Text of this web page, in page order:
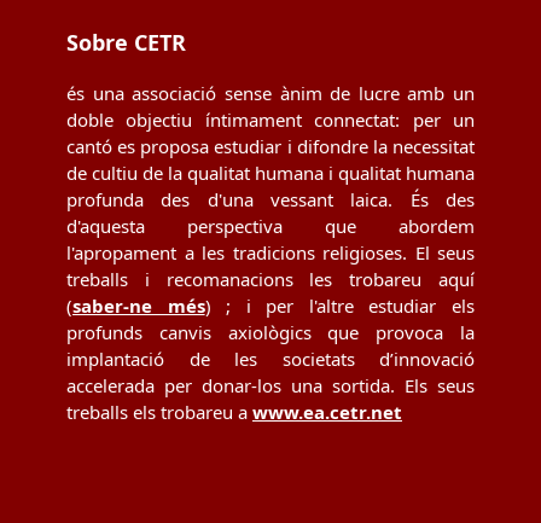
Sobre CETR
és una associació sense ànim de lucre amb un
doble objectiu íntimament connectat: per un
cantó es proposa estudiar i difondre la necessitat
de cultiu de la qualitat humana i qualitat humana
profunda des d'una vessant laica. És des
d'aquesta perspectiva que abordem
l'apropament a les tradicions religioses. El seus
treballs i recomanacions les trobareu aquí
(saber-ne més) ; i per l'altre estudiar els
profunds canvis axiològics que provoca la
implantació de les societats d’innovació
accelerada per donar-los una sortida. Els seus
treballs els trobareu a www.ea.cetr.net